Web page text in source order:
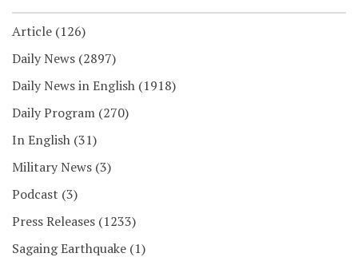
Article (126)
Daily News (2897)
Daily News in English (1918)
Daily Program (270)
In English (31)
Military News (3)
Podcast (3)
Press Releases (1233)
Sagaing Earthquake (1)